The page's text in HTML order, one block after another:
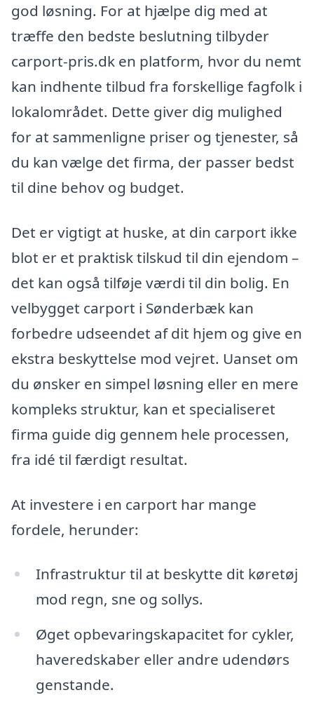
god løsning. For at hjælpe dig med at
træffe den bedste beslutning tilbyder
carport-pris.dk en platform, hvor du nemt
kan indhente tilbud fra forskellige fagfolk i
lokalområdet. Dette giver dig mulighed
for at sammenligne priser og tjenester, så
du kan vælge det firma, der passer bedst
til dine behov og budget.
Det er vigtigt at huske, at din carport ikke
blot er et praktisk tilskud til din ejendom –
det kan også tilføje værdi til din bolig. En
velbygget carport i Sønderbæk kan
forbedre udseendet af dit hjem og give en
ekstra beskyttelse mod vejret. Uanset om
du ønsker en simpel løsning eller en mere
kompleks struktur, kan et specialiseret
firma guide dig gennem hele processen,
fra idé til færdigt resultat.
At investere i en carport har mange
fordele, herunder:
Infrastruktur til at beskytte dit køretøj
mod regn, sne og sollys.
Øget opbevaringskapacitet for cykler,
haveredskaber eller andre udendørs
genstande.